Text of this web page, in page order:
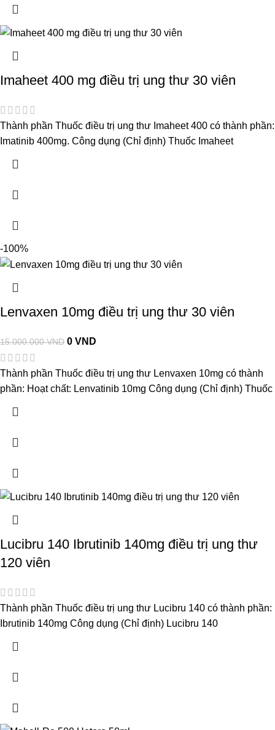
Imaheet 400 mg điều trị ung thư 30 viên
Thành phần Thuốc điều trị ung thư Imaheet 400 có thành phần:
Imatinib 400mg. Công dụng (Chỉ định) Thuốc Imaheet
-100%
Lenvaxen 10mg điều trị ung thư 30 viên
15.000.000VND 0VND
Thành phần Thuốc điều trị ung thư Lenvaxen 10mg có thành
phần: Hoạt chất: Lenvatinib 10mg Công dụng (Chỉ định) Thuốc
Lucibru 140 Ibrutinib 140mg điều trị ung thư
120 viên
Thành phần Thuốc điều trị ung thư Lucibru 140 có thành phần:
Ibrutinib 140mg Công dụng (Chỉ định) Lucibru 140